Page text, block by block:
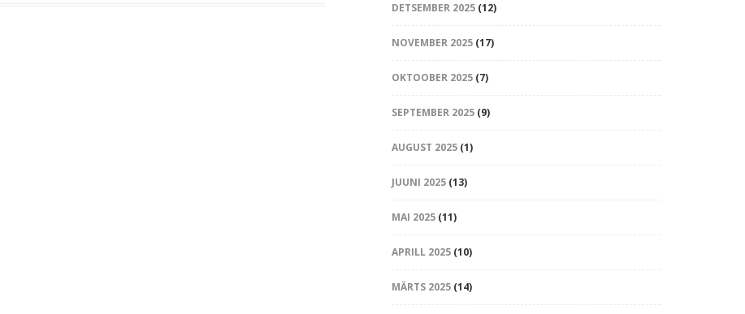
DETSEMBER 2025(12)
NOVEMBER 2025(17)
OKTOOBER 2025(7)
SEPTEMBER 2025(9)
AUGUST 2025(1)
JUUNI 2025(13)
MAI 2025(11)
APRILL 2025(10)
MÄRTS 2025(14)